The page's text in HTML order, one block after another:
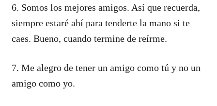
6. Somos los mejores amigos. Así que recuerda,
siempre estaré ahí para tenderte la mano si te
caes. Bueno, cuando termine de reírme.
7. Me alegro de tener un amigo como tú y no un
amigo como yo.